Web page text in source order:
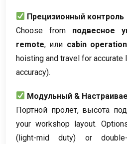
Прецизионный контроль
Choose from
подвесное
remote, или cabin operation
hoisting and travel for accurate
accuracy).
Модульный &
Портной пролет, высота
your workshop layout.
(light-mid duty) or